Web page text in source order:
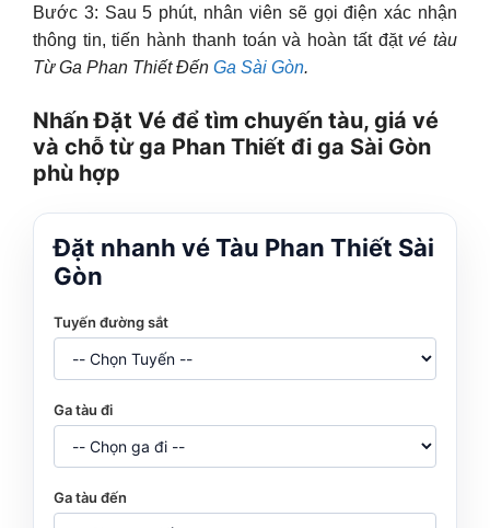
Bước 3: Sau 5 phút, nhân viên sẽ gọi điện xác nhận
thông tin, tiến hành thanh toán và hoàn tất đặt vé tàu
Từ Ga Phan Thiết Đến Ga Sài Gòn.
Nhấn Đặt Vé để tìm chuyến tàu, giá vé
và chỗ từ ga Phan Thiết đi ga Sài Gòn
phù hợp
Đặt nhanh vé Tàu Phan Thiết Sài
Gòn
Tuyến đường sắt
Ga tàu đi
Ga tàu đến